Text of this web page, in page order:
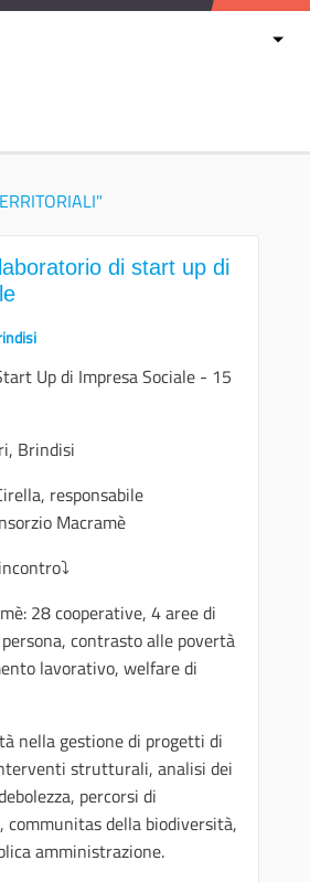
di start up di
Up di Impresa Sociale - 15
Brindisi
responsabile
Macramè
28 cooperative, 4 aree di
contrasto alle povertà
lavorativo, welfare di
nella gestione di progetti di
strutturali, analisi dei
percorsi di
communitas della biodiversità,
amministrazione.